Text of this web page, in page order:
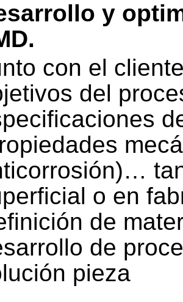
y
con el
del
o en
de
de
pieza